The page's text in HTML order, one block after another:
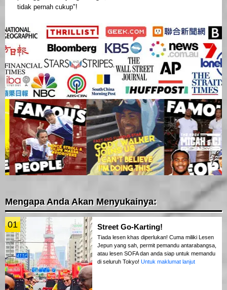
tidak pernah cukup"!
Mengapa Anda Akan Menyukainya:
01 Street Go-Karting!
Tiada lesen khas diperlukan! Cuma miliki Lesen
Jepun yang sah, permit pemandu antarabangsa,
atau lesen SOFA dan anda siap untuk memandu
di seluruh Tokyo! Untuk maklumat lanjut